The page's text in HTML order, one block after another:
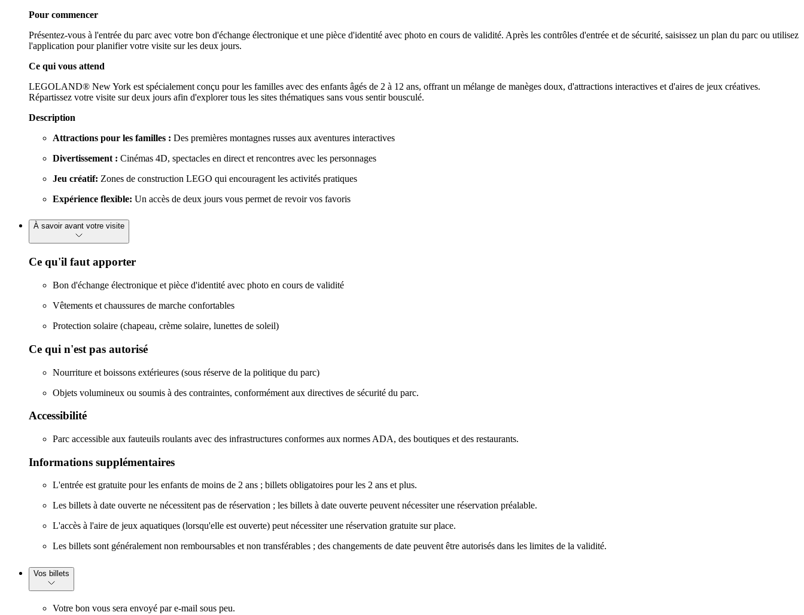
Pour commencer
Présentez-vous à l'entrée du parc avec votre bon d'échange électronique et une pièce d'identité avec photo en cours de validité. Après les contrôles d'entrée et de sécurité, saisissez un plan du parc ou utilisez
l'application pour planifier votre visite sur les deux jours.
Ce qui vous attend
LEGOLAND® New York est spécialement conçu pour les familles avec des enfants âgés de 2 à 12 ans, offrant un mélange de manèges doux, d'attractions interactives et d'aires de jeux créatives.
Répartissez votre visite sur deux jours afin d'explorer tous les sites thématiques sans vous sentir bousculé.
Description
Attractions pour les familles : Des premières montagnes russes aux aventures interactives
Divertissement : Cinémas 4D, spectacles en direct et rencontres avec les personnages
Jeu créatif: Zones de construction LEGO qui encouragent les activités pratiques
Expérience flexible: Un accès de deux jours vous permet de revoir vos favoris
À savoir avant votre visite
Ce qu'il faut apporter
Bon d'échange électronique et pièce d'identité avec photo en cours de validité
Vêtements et chaussures de marche confortables
Protection solaire (chapeau, crème solaire, lunettes de soleil)
Ce qui n'est pas autorisé
Nourriture et boissons extérieures (sous réserve de la politique du parc)
Objets volumineux ou soumis à des contraintes, conformément aux directives de sécurité du parc.
Accessibilité
Parc accessible aux fauteuils roulants avec des infrastructures conformes aux normes ADA, des boutiques et des restaurants.
Informations supplémentaires
L'entrée est gratuite pour les enfants de moins de 2 ans ; billets obligatoires pour les 2 ans et plus.
Les billets à date ouverte ne nécessitent pas de réservation ; les billets à date ouverte peuvent nécessiter une réservation préalable.
L'accès à l'aire de jeux aquatiques (lorsqu'elle est ouverte) peut nécessiter une réservation gratuite sur place.
Les billets sont généralement non remboursables et non transférables ; des changements de date peuvent être autorisés dans les limites de la validité.
Vos billets
Votre bon vous sera envoyé par e-mail sous peu.